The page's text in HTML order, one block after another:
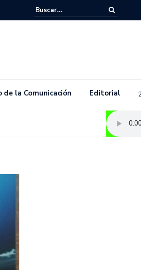
Movimiento feminista se pronuncia
Salvador.
la Comunicación Editorial